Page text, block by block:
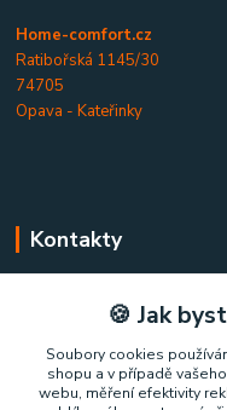
Home-comfort.cz
Ratibořská 1145/30
74705
Opava - Kateřinky
Kontakty
+420 777 852 326
(Po-Pá, 9-17 hod.)
🍪 Jak
Soubory cookies
shopu a v případě
webu, měření efektivity